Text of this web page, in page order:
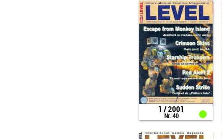
1 / 2001
Nr. 40